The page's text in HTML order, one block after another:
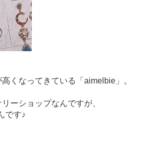
くなってきている「aimelbie」。
ーショップなんですが、
です♪